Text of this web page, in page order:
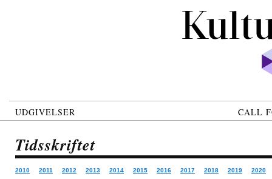
UDGIVELSER CALL
Tidsskriftet
2010 2011 2012 2013 2014 2015 2016 2017 2018 2019 2020